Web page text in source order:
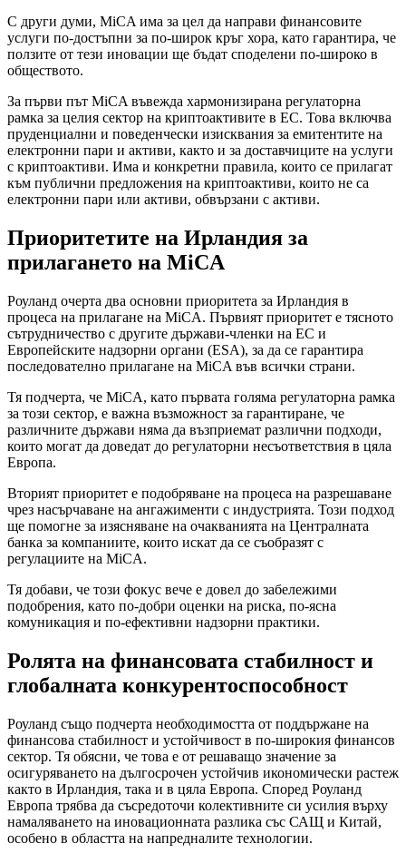
С други думи, MiCA има за цел да направи финансовите
услуги по-достъпни за по-широк кръг хора, като гарантира, че
ползите от тези иновации ще бъдат споделени по-широко в
обществото.
За първи път MiCA въвежда хармонизирана регулаторна
рамка за целия сектор на криптоактивите в ЕС. Това включва
пруденциални и поведенчески изисквания за емитентите на
електронни пари и активи, както и за доставчиците на услуги
с криптоактиви. Има и конкретни правила, които се прилагат
към публични предложения на криптоактиви, които не са
електронни пари или активи, обвързани с активи.
Приоритетите на Ирландия за
прилагането на MiCA
Роуланд очерта два основни приоритета за Ирландия в
процеса на прилагане на MiCA. Първият приоритет е тясното
сътрудничество с другите държави-членки на ЕС и
Европейските надзорни органи (ESA), за да се гарантира
последователно прилагане на MiCA във всички страни.
Тя подчерта, че MiCA, като първата голяма регулаторна рамка
за този сектор, е важна възможност за гарантиране, че
различните държави няма да възприемат различни подходи,
които могат да доведат до регулаторни несъответствия в цяла
Европа.
Вторият приоритет е подобряване на процеса на разрешаване
чрез насърчаване на ангажименти с индустрията. Този подход
ще помогне за изясняване на очакванията на Централната
банка за компаниите, които искат да се съобразят с
регулациите на MiCA.
Тя добави, че този фокус вече е довел до забележими
подобрения, като по-добри оценки на риска, по-ясна
комуникация и по-ефективни надзорни практики.
Ролята на финансовата стабилност и
глобалната конкурентоспособност
Роуланд също подчерта необходимостта от поддържане на
финансова стабилност и устойчивост в по-широкия финансов
сектор. Тя обясни, че това е от решаващо значение за
осигуряването на дългосрочен устойчив икономически растеж
както в Ирландия, така и в цяла Европа. Според Роуланд
Европа трябва да съсредоточи колективните си усилия върху
намаляването на иновационната разлика със САЩ и Китай,
особено в областта на напредналите технологии.